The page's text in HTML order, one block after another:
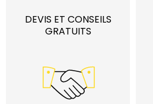
DEVIS ET CONSEILS
GRATUITS